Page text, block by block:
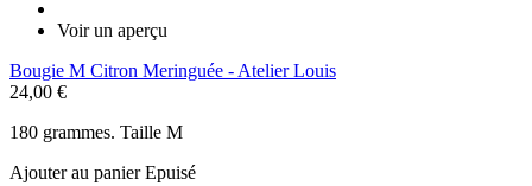
Voir un aperçu
Bougie M Citron Meringuée - Atelier Louis
24,00 €
180 grammes. Taille M
Ajouter au panierEpuisé